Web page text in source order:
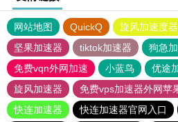
网站地图 QuickQ 旋风加速度器
坚果加速器
tiktok加速器
狗急
免费vqn外网加速
小蓝鸟 优途
旋风加速器
免费vps加速器外网苹
快连加速器
快连加速器官网入口